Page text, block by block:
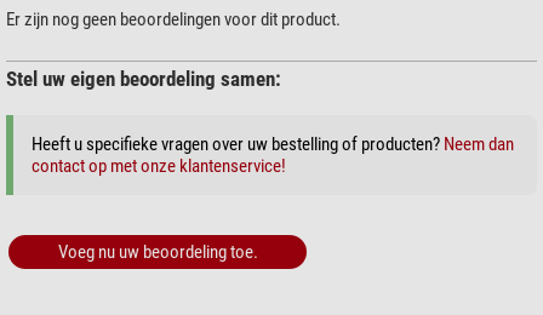
Er zijn nog geen beoordelingen voor dit product.
Stel uw eigen beoordeling samen:
Heeft u specifieke vragen over uw bestelling of producten? Neem dan
contact op met onze klantenservice!
Voeg nu uw beoordeling toe.